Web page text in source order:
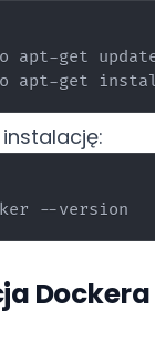
apt-get
Dockera